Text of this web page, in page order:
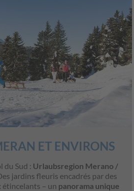
ET ENVIRONS
du Sud : Urlaubsregion Merano /
jardins fleuris encadrés par des
– un panorama unique